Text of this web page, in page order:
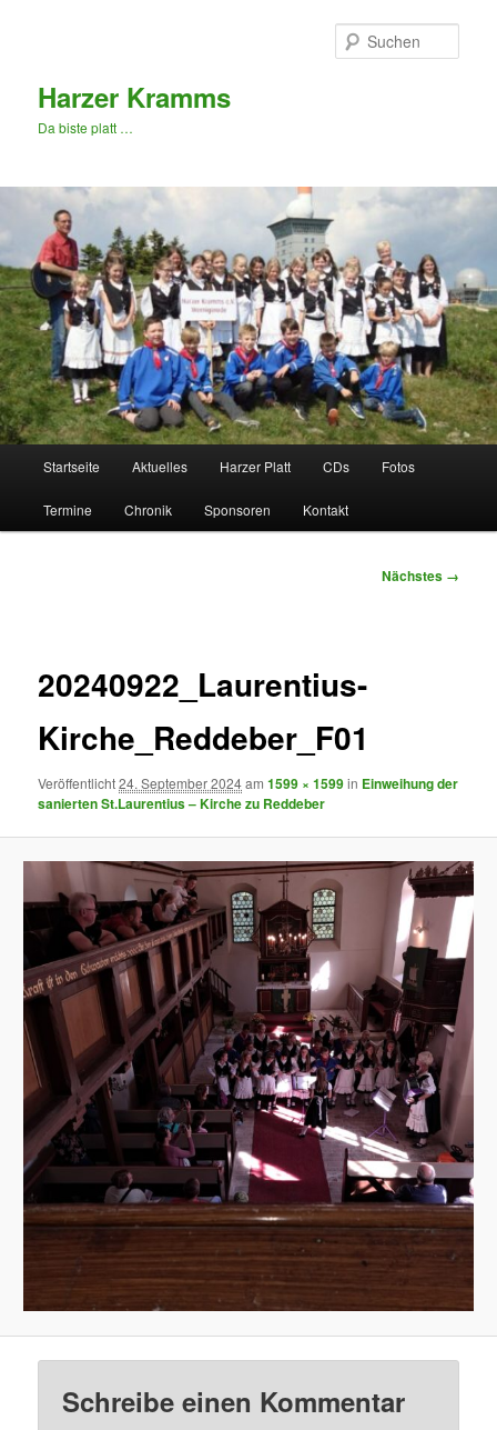
Harzer Kramms
Da biste platt …
Startseite Aktuelles Harzer Platt CDs Fotos
Termine Chronik Sponsoren Kontakt
Nächstes →
20240922_Laurentius-
Kirche_Reddeber_F01
Veröffentlicht24. September 2024am1599 × 1599in Einweihung der
sanierten St.Laurentius – Kirche zu Reddeber
Schreibe einen Kommentar